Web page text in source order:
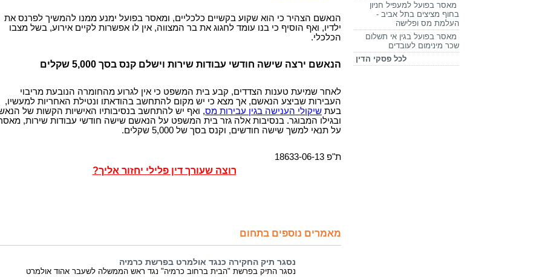
הנאשם הצהיר כי הוא שקוע בקשיים כלכליים, ומאסר בפועל ימנע ממנו להמשיך לפרנס את
ילדיו, ואף הוסיף כי בנו עומד לחגוג את בר המצווה, אין לו אפשרות לקיים אירוע, בשל מצבו
הכלכלי.
הנאשם ירצה שישה חודשי עבודות שירות וישלם קנס בסך 5,000 שקלים
לאחר שמיעת טענות הצדדים, קבע בית המשפט כי אין לגרוע מהחומרה הנובעת מריבוי
העבירות שביצע הנאשם, אך מצא כי יש מקום להתחשב בהודאתו ונטילת האחריות למעשיו,
בעת שיקולי הענישה בגין עבירות מס, ואף יש להתחשב בנסיבותיו האישיות הקשות של
ובגילו המבוגר. בנסיבות אלה גזר בית המשפט על הנאשם שישה חודשי עבודות שירות,
על תנאי למשך שישה חודשים, וקנס בסך של 5,000 שקלים.
ת"פ 18633-06-13
רוצה שעורך דין פלילי יחזור אליך?
מאמרים נוספים בתחום
נסגר תיק החקירה כנגד אולמרט בפרשת כרמיה
נסגר התיק בפרשת "הבית ברחוב כרמיה" נגד ראש הממשלה לשעבר אהוד אולמרט
מאסר בפועל למעפיל חניון
בחוף מציצים בתל אביב -
העלמת מס ופלישה
מאסר בפועל בגין אי תשלום
שכר מינימום לעובדים
לכל פסקי הדין